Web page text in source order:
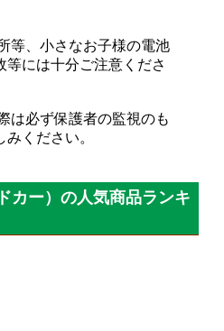
等、小さなお子様の電池
等には十分ご注意くださ
は必ず保護者の監視のも
ください。
カー）の人気商品ランキ